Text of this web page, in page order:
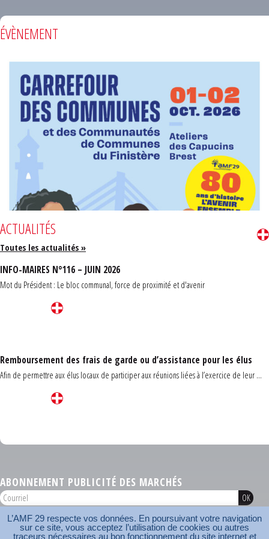
ÉVÈNEMENT
ACTUALITÉS
Toutes les actualités »
INFO-MAIRES N°116 – JUIN 2026
Mot du Président : Le bloc communal, force de proximité et d'avenir
Remboursement des frais de garde ou d’assistance pour les élus
Afin de permettre aux élus locaux de participer aux réunions liées à l’exercice de leur ...
ABONNEMENT PUBLICITÉ DES MARCHÉS
AMF 29 © 2026
Plan du site Nos coordonnées Mentions légales Contact
L’AMF 29 respecte vos données. En poursuivant votre navigation
sur ce site, vous acceptez l’utilisation de cookies ou autres
traceurs nécessaires au bon fonctionnement du site internet et